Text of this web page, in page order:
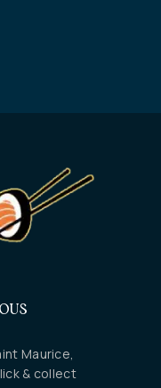
Maurice,
& collect